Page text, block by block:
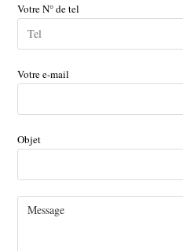
Votre N° de tel
Votre e-mail
Objet